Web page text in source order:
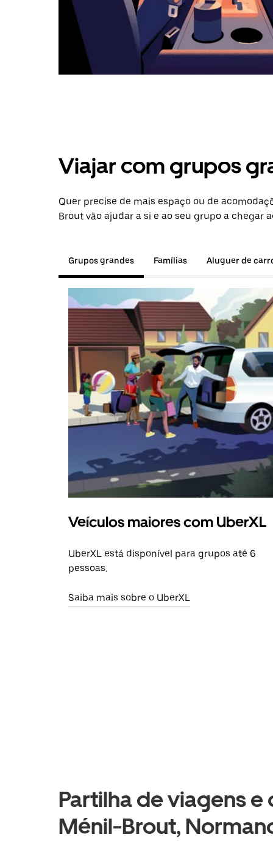
Viajar com grupos
Quer precise de mais espaço ou de
Brout vão ajudar a si e ao seu grupo a chegar
Grupos grandes Famílias Aluguer de
Veículos maiores com UberXL
UberXL está disponível para grupos até 6
pessoas.
Saiba mais sobre o UberXL
Partilha de viagens
Ménil-Brout,